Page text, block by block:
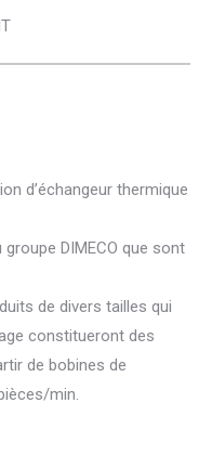
d’échangeur thermique
DIMECO que sont
de divers tailles qui
constitueront des
de bobines de
min.